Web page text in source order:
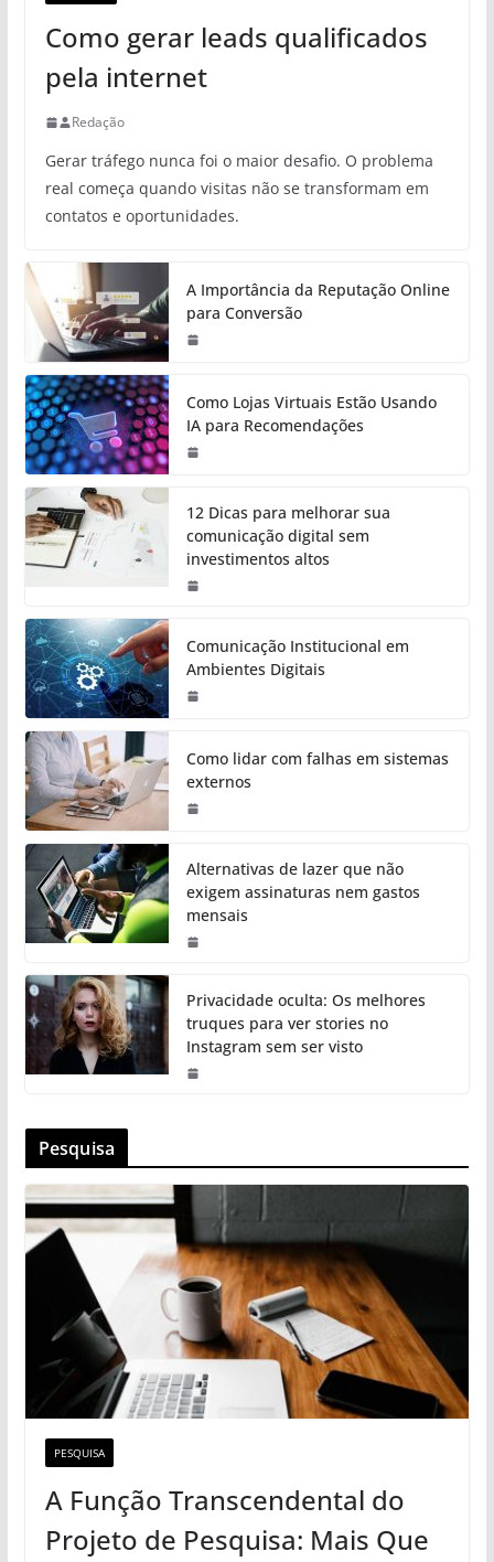
Como gerar leads qualificados
pela internet
Redação
Gerar tráfego nunca foi o maior desafio. O problema
real começa quando visitas não se transformam em
contatos e oportunidades.
A Importância da Reputação Online
para Conversão
Como Lojas Virtuais Estão Usando
IA para Recomendações
12 Dicas para melhorar sua
comunicação digital sem
investimentos altos
Comunicação Institucional em
Ambientes Digitais
Como lidar com falhas em sistemas
externos
Alternativas de lazer que não
exigem assinaturas nem gastos
mensais
Privacidade oculta: Os melhores
truques para ver stories no
Instagram sem ser visto
Pesquisa
PESQUISA
A Função Transcendental do
Projeto de Pesquisa: Mais Que